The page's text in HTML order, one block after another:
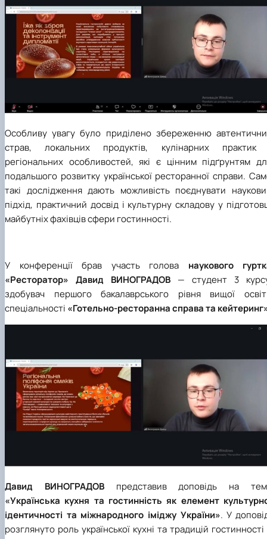
Особливу увагу було приділено збереженню
страв, локальних продуктів, кулінарних практик
регіональних особливостей, які є цінним підґрунтям
подальшого розвитку української ресторанної справи.
такі дослідження дають можливість поєднувати
підхід, практичний досвід і культурну складову у
майбутніх фахівців сфери гостинності.
У конференції брав участь голова наукового
«Ресторатор»
Давид ВИНОГРАДОВ — студент 3
здобувач першого бакалаврського рівня вищої
спеціальності «Готельно-ресторанна справата кейтеринг
Давид ВИНОГРАДОВ представив доповідь на
«Українська кухня та гостинність як елемент
ідентичності та міжнародного іміджу України». У
розглянуто роль української кухні та традицій гостинності